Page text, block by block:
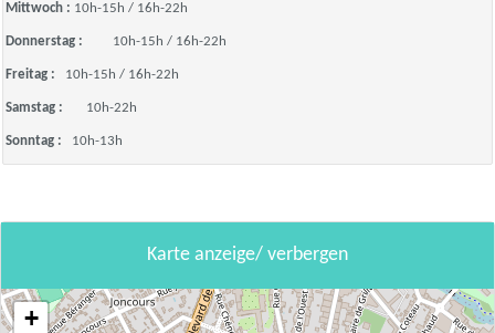
Mittwoch : 10h-15h / 16h-22h
Donnerstag : 10h-15h / 16h-22h
Freitag : 10h-15h / 16h-22h
Samstag : 10h-22h
Sonntag : 10h-13h
Karte anzeige/ verbergen
+